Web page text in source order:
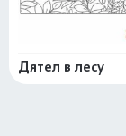
Дятел в лесу